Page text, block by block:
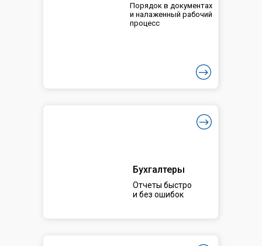
Бухгалтеры
Отчеты быстро
и без ошибок
Порядок в документах
и налаженный рабочий
процесс